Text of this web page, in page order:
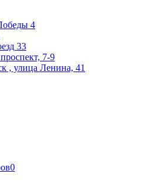
4
33
7-9
, улица Ленина, 41
0